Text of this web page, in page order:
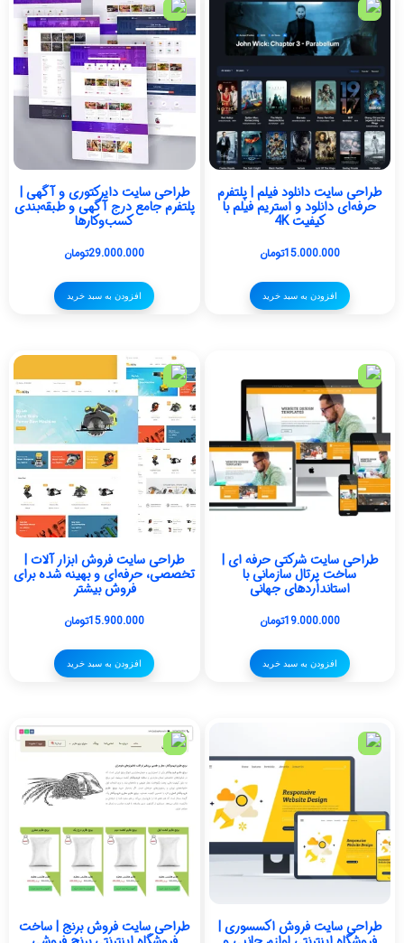
طراحی سایت دانلود فیلم | پلتفرم
حرفه‌ای دانلود و استریم فیلم با
کیفیت 4K
15.000.000تومان
افزودن به سبد خرید
طراحی سایت دایرکتوری و آگهی |
پلتفرم جامع درج آگهی و طبقه‌بندی
کسب‌وکارها
29.000.000تومان
افزودن به سبد خرید
طراحی سایت شرکتی حرفه ای |
ساخت پرتال سازمانی با
استانداردهای جهانی
19.000.000تومان
افزودن به سبد خرید
طراحی سایت فروش ابزار آلات |
تخصصی، حرفه‌ای و بهینه شده برای
فروش بیشتر
15.900.000تومان
افزودن به سبد خرید
طراحی سایت فروش اکسسوری | طراحی سایت فروش برنج | ساخت